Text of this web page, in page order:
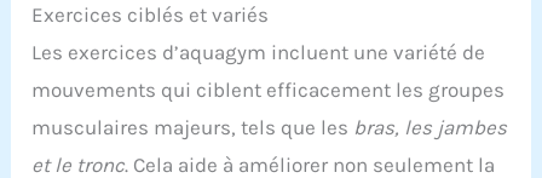
Exercices ciblés et variés
Les exercices d’aquagym incluent une variété de
mouvements qui ciblent efficacement les groupes
musculaires majeurs, tels que les bras, les jambes
et le tronc. Cela aide à améliorer non seulement la